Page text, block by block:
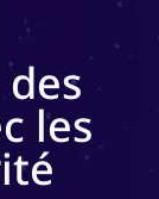
les